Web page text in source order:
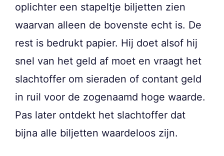
oplichter een stapeltje biljetten zien
waarvan alleen de bovenste echt is. De
rest is bedrukt papier. Hij doet alsof hij
snel van het geld af moet en vraagt het
slachtoffer om sieraden of contant geld
in ruil voor de zogenaamd hoge waarde.
Pas later ontdekt het slachtoffer dat
bijna alle biljetten waardeloos zijn.